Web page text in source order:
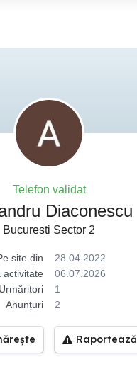
Telefon validat
Diaconescu
Bucuresti Sector 2
site din
28.04.2022
activitate
06.07.2026
Urmăritori
1
Anunțuri
2
Raportează